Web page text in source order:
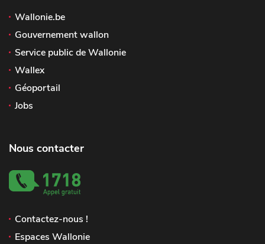
Wallonie.be
Gouvernement wallon
Service public de Wallonie
Wallex
Géoportail
Jobs
Nous contacter
Contactez-nous !
Espaces Wallonie